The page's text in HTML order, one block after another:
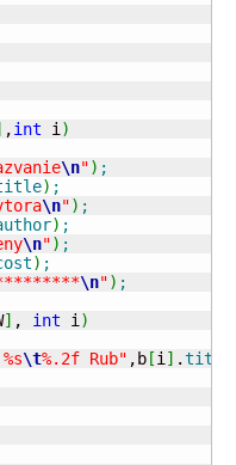
,int i )
\n") ;
) ;
\n") ;
) ;
\n") ;
) ;
\n") ;
] , int i )
\t%.2f Rub" ,b [i ] .title